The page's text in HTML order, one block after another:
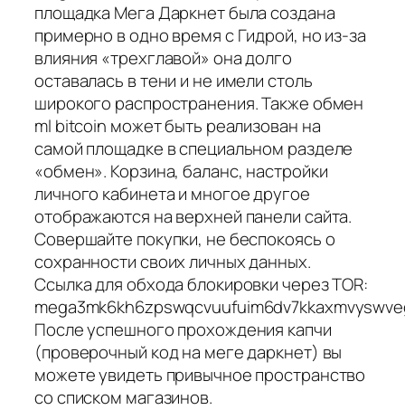
площадка Мега Даркнет была создана
примерно в одно время с Гидрой, но из-за
влияния «трехглавой» она долго
оставалась в тени и не имели столь
широкого распространения. Также обмен
ml bitcoin может быть реализован на
самой площадке в специальном разделе
«обмен». Корзина, баланс, настройки
личного кабинета и многое другое
отображаются на верхней панели сайта.
Совершайте покупки, не беспокоясь о
сохранности своих личных данных.
Ссылка для обхода блокировки через TOR:
После успешного прохождения капчи
(проверочный код на меге даркнет) вы
можете увидеть привычное пространство
со списком магазинов.